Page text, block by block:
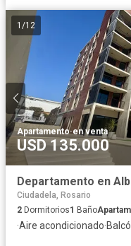
1 /12
Apartamento·en venta
USD 135.000
Departamento en
Ciudadela, Rosario
2 Dormitorios1 Baño
·Aire acondicionado·